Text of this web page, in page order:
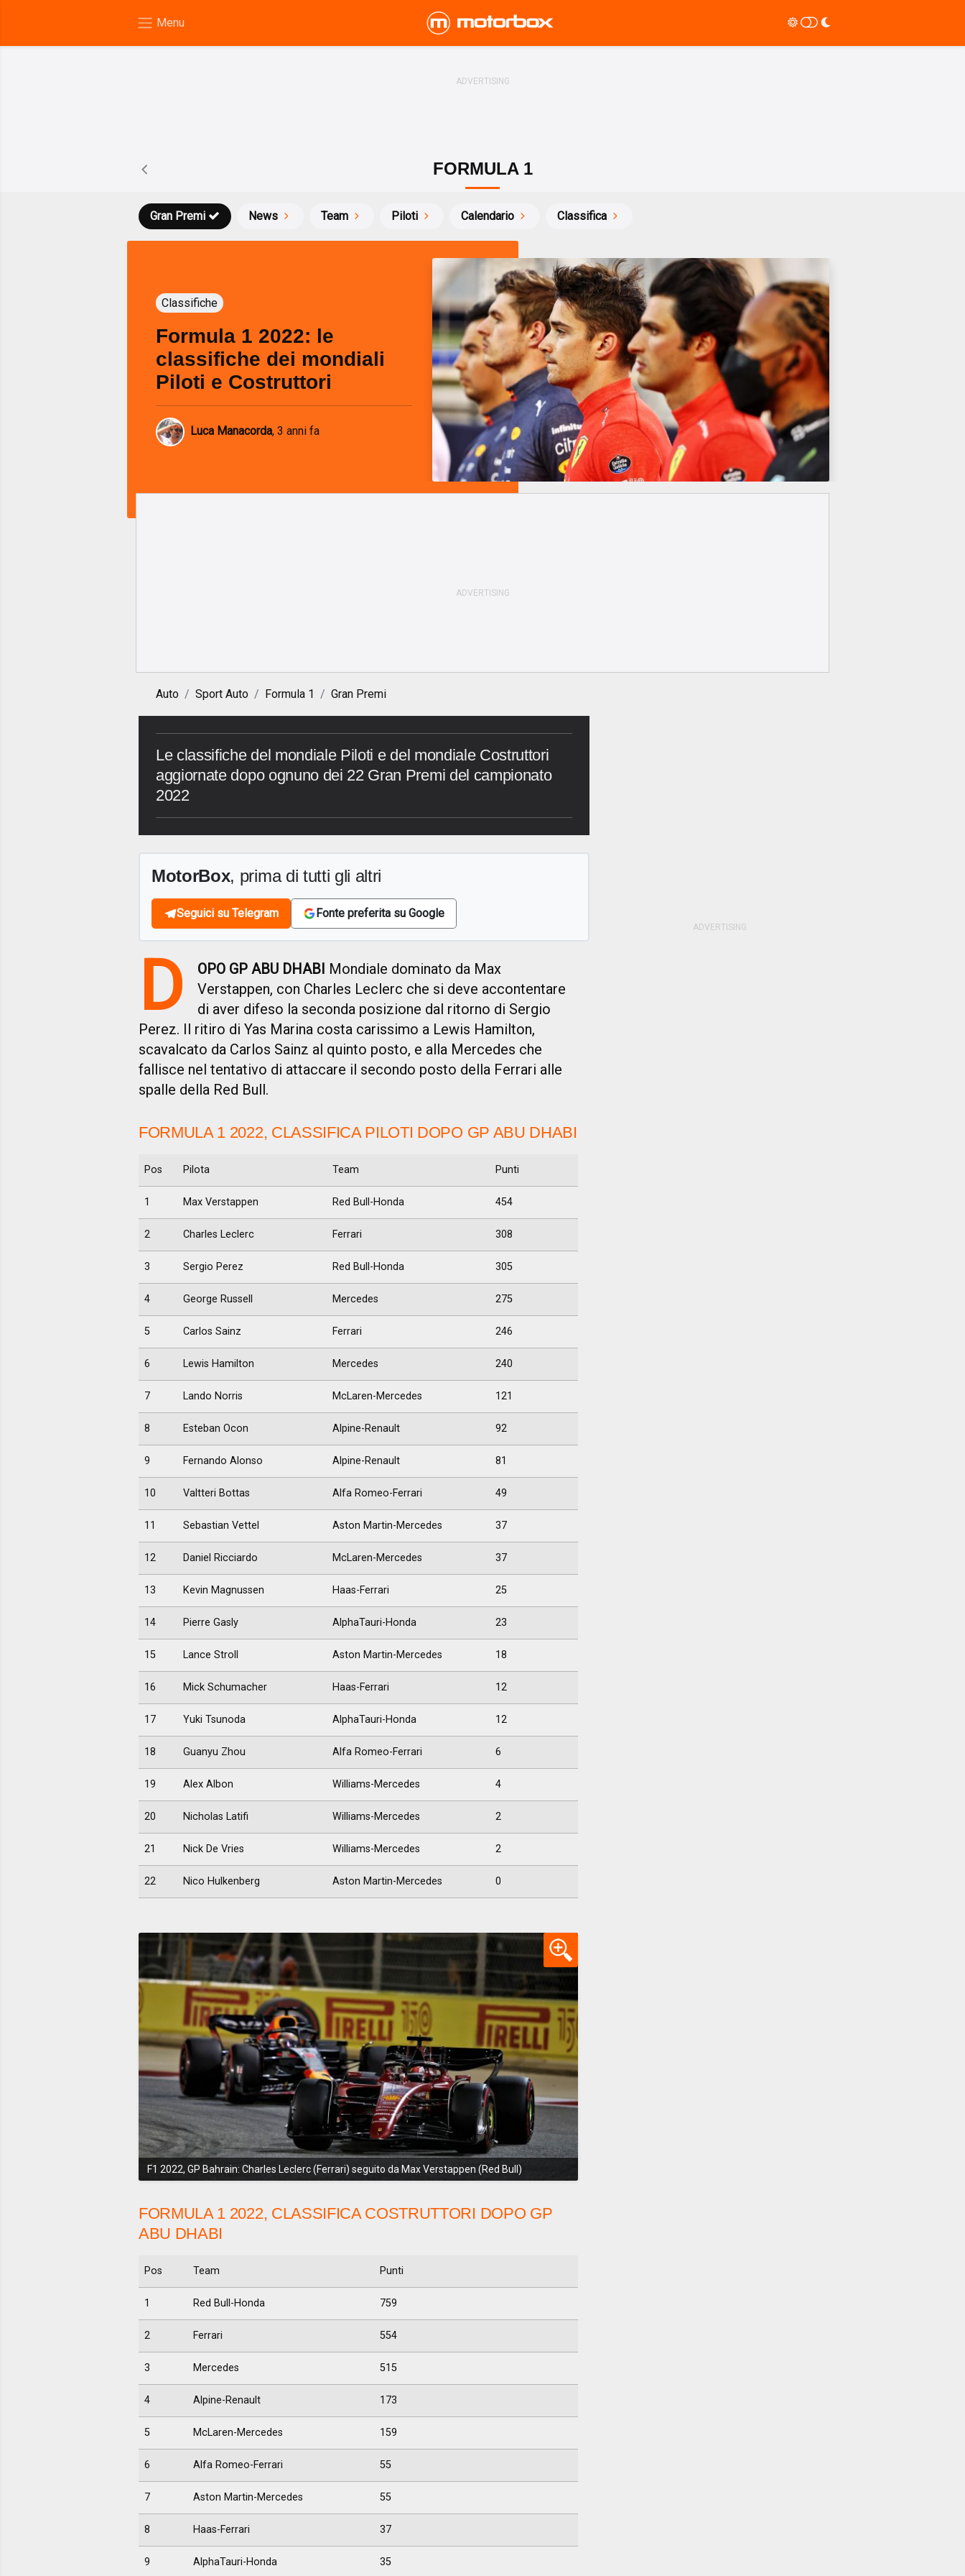
FORMULA 1
News
Gran Premi Team Piloti Calendario Classifica
Classifiche
Formula 1 2022: le
classifiche dei mondiali
Piloti e Costruttori
Luca Manacorda, 3 anni fa
Auto Sport Auto Formula 1 Gran Premi
Le classifiche del mondiale Piloti e del mondiale Costruttori
aggiornate dopo ognuno dei 22 Gran Premi del campionato
2022
MotorBox, prima di tutti gli altri
Seguici su Telegram Fonte preferita su Google
D OPO GP ABU DHABI Mondiale dominato da Max
Verstappen, con Charles Leclerc che si deve accontentare
di aver difeso la seconda posizione dal ritorno di Sergio
Perez. Il ritiro di Yas Marina costa carissimo a Lewis Hamilton,
scavalcato da Carlos Sainz al quinto posto, e alla Mercedes che
fallisce nel tentativo di attaccare il secondo posto della Ferrari alle
spalle della Red Bull.
FORMULA 1 2022, CLASSIFICA PILOTI DOPO GP ABU DHABI
Pos Pilota Team Punti
1 Max Verstappen Red Bull-Honda 454
2 Charles Leclerc Ferrari 308
3 Sergio Perez Red Bull-Honda 305
4 George Russell Mercedes 275
5 Carlos Sainz Ferrari 246
6 Lewis Hamilton Mercedes 240
7 Lando Norris McLaren-Mercedes 121
8 Esteban Ocon Alpine-Renault 92
9 Fernando Alonso Alpine-Renault 81
10 Valtteri Bottas Alfa Romeo-Ferrari 49
11 Sebastian Vettel Aston Martin-Mercedes 37
12 Daniel Ricciardo McLaren-Mercedes 37
13 Kevin Magnussen Haas-Ferrari 25
14 Pierre Gasly AlphaTauri-Honda 23
15 Lance Stroll Aston Martin-Mercedes 18
16 Mick Schumacher Haas-Ferrari 12
17 Yuki Tsunoda AlphaTauri-Honda 12
18 Guanyu Zhou Alfa Romeo-Ferrari 6
19 Alex Albon Williams-Mercedes 4
20 Nicholas Latifi Williams-Mercedes 2
21 Nick De Vries Williams-Mercedes 2
22 Nico Hulkenberg Aston Martin-Mercedes 0
F1 2022, GP Bahrain: Charles Leclerc (Ferrari) seguito da Max Verstappen (Red Bull)
FORMULA 1 2022, CLASSIFICA COSTRUTTORI DOPO GP
ABU DHABI
Pos Team Punti
1 Red Bull-Honda 759
2 Ferrari 554
3 Mercedes 515
4 Alpine-Renault 173
5 McLaren-Mercedes 159
6 Alfa Romeo-Ferrari 55
7 Aston Martin-Mercedes 55
8 Haas-Ferrari 37
9 AlphaTauri-Honda 35